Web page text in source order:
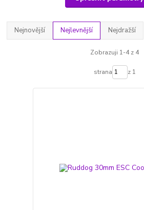
Nejnovější Nejlevnější Nejdražší
Zobrazuji 1-4 z 4
strana z 1